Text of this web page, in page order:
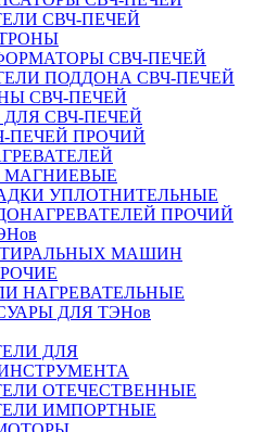
СВЧ-ПЕЧЕЙ
СВЧ-ПЕЧЕЙ
ПОДДОНА СВЧ-ПЕЧЕЙ
СВЧ-ПЕЧЕЙ
СВЧ-ПЕЧЕЙ
ПЕЧЕЙ ПРОЧИЙ
МАГНИЕВЫЕ
УПЛОТНИТЕЛЬНЫЕ
ПРОЧИЙ
МАШИН
НАГРЕВАТЕЛЬНЫЕ
ДЛЯ ТЭНов
ДЛЯ
ОТЕЧЕСТВЕННЫЕ
ИМПОРТНЫЕ